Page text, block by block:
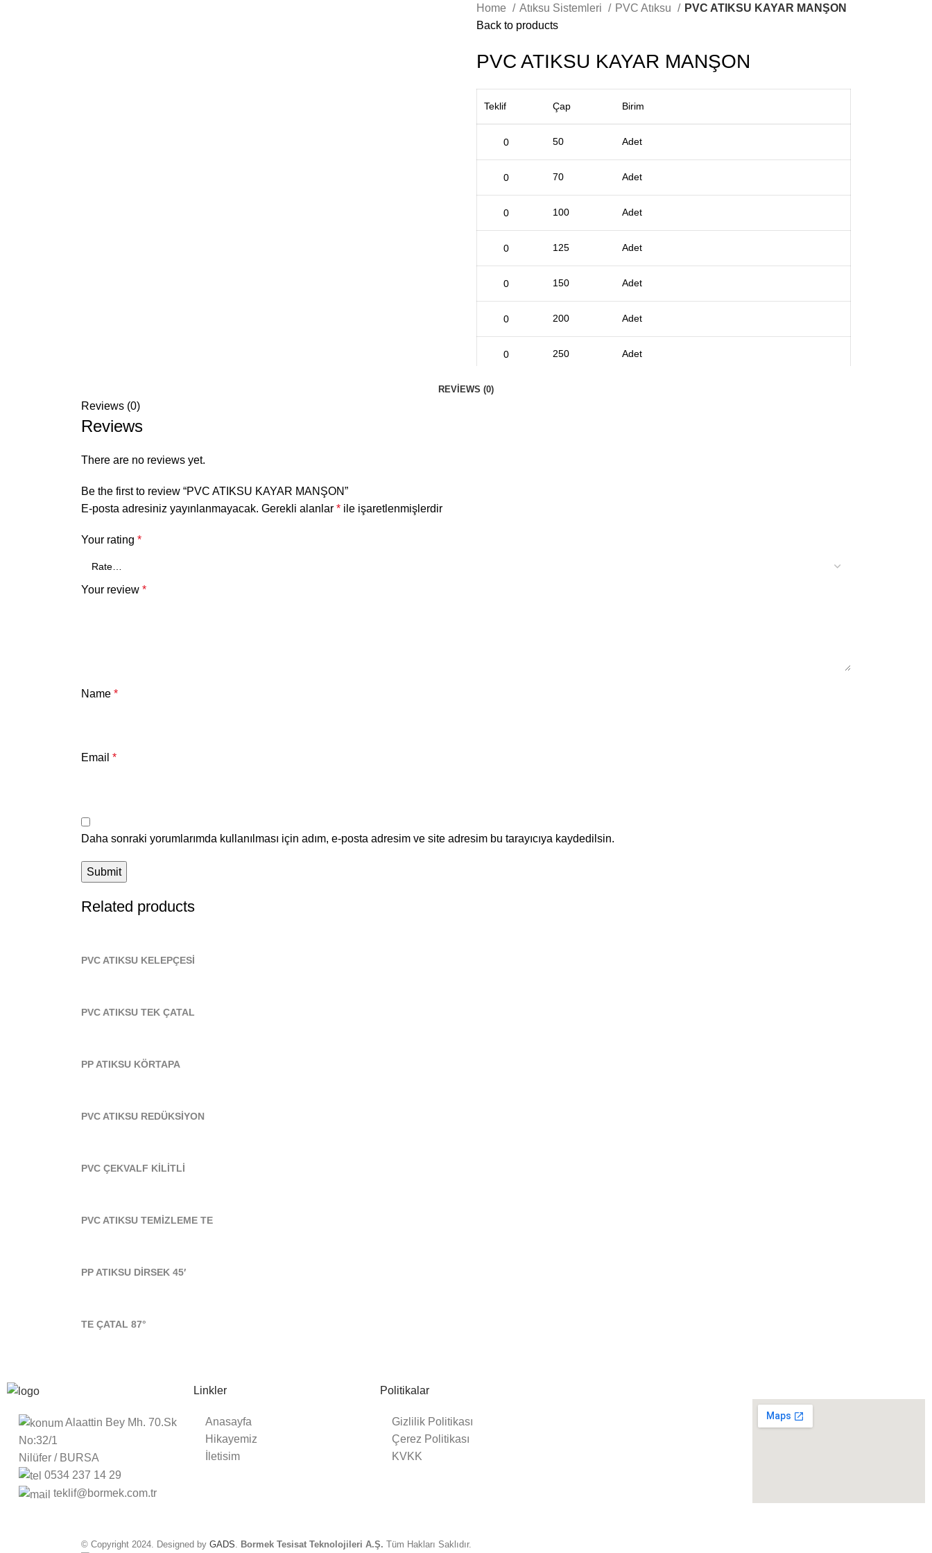
Home
Atıksu Sistemleri PVC Atıksu
PVC ATIKSU KAYAR MANŞON
Back to products
PVC ATIKSU KAYAR MANŞON
Teklif Çap Birim
50 Adet
70 Adet
100 Adet
125 Adet
150 Adet
200 Adet
250 Adet
REVIEWS (0)
Reviews (0)
Reviews
There are no reviews yet.
Be the first to review “PVC ATIKSU KAYAR MANŞON”
E-posta adresiniz yayınlanmayacak. Gerekli alanlar * ile işaretlenmişlerdir
Your rating *
Your review *
Name *
Email *
Daha sonraki yorumlarımda kullanılması için adım, e-posta adresim ve site adresim bu tarayıcıya kaydedilsin.
Related products
PVC ATIKSU KELEPÇESİ
PVC ATIKSU TEK ÇATAL
PP ATIKSU KÖRTAPA
PVC ATIKSU REDÜKSİYON
PVC ÇEKVALF KİLİTLİ
PVC ATIKSU TEMİZLEME TE
PP ATIKSU DİRSEK 45′
TE ÇATAL 87°
Alaattin Bey Mh. 70.Sk
No:32/1
Nilüfer / BURSA
0534 237 14 29
teklif@bormek.com.tr
Linkler
Anasayfa
Hikayemiz
İletisim
Politikalar
Gizlilik Politikası
Çerez Politikası
KVKK
© Copyright 2024. Designed by GADS Bormek Tesisat Teknolojileri A.Ş. Tüm Hakları Saklıdır.